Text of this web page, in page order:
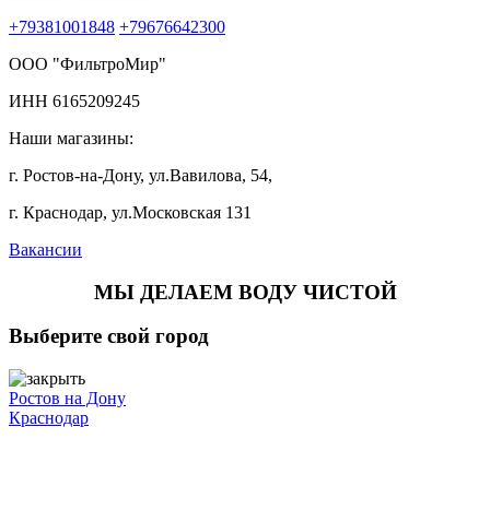
+79381001848 +79676642300
ООО "ФильтроМир"
ИНН 6165209245
Наши магазины:
г. Ростов-на-Дону, ул.Вавилова, 54,
г. Краснодар, ул.Московская 131
Вакансии
МЫ ДЕЛАЕМ ВОДУ ЧИСТОЙ
Выберите свой город
Ростов на Дону
Краснодар